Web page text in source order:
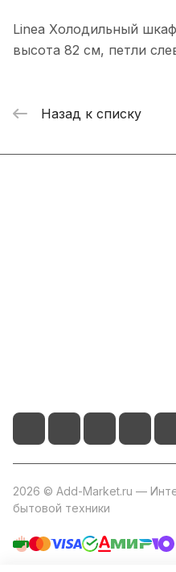
Linea Холодильный
высота 82 см, петли
Назад к списку
2026 © Add-Market.ru —
бытовой техники